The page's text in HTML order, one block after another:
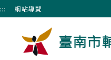
跳到主要內容區塊
::: 網站導覽